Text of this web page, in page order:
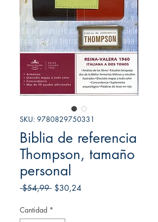
SKU: 9780829750331
Biblia de referencia
Thompson, tamaño
personal
$54,99 Precio
$30,24Precio
Cantidad *